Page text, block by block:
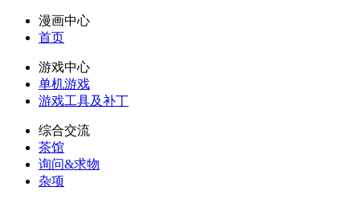
漫画中心
首页
游戏中心
单机游戏
游戏工具及补丁
综合交流
茶馆
询问&求物
杂项